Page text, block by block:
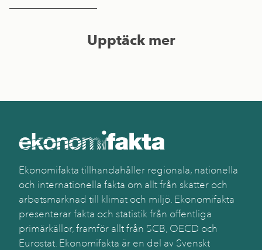
Upptäck mer
Ekonomifakta tillhandahåller regionala, nationella
och internationella fakta om allt från skatter och
arbetsmarknad till klimat och miljö. Ekonomifakta
presenterar fakta och statistik från offentliga
primärkällor, framför allt från SCB, OECD och
Eurostat. Ekonomifakta är en del av Svenskt